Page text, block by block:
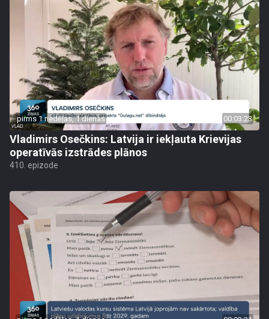
pirms 1 nedēļas, 1 dienas 00:03:23
Vladimirs Osečkins: Latvija ir iekļauta Krievijas
operatīvās izstrādes plānos
410. epizode